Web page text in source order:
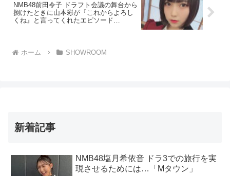
NMB48前田令子 ドラフト会議の舞台から
捌けたときに山本彩が『これからよろし
くね』と言ってくれたエピソード
ホーム SHOWROOM
新着記事
NMB48塩月希依音 ドラ3での旅行を実
現させるためには…「Mタウン」